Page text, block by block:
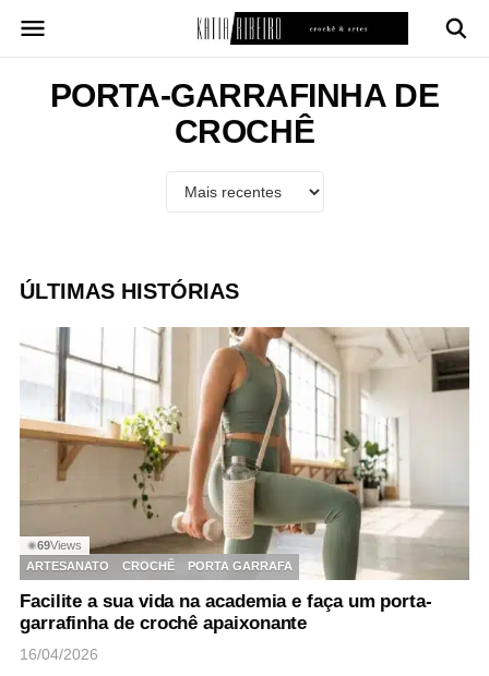
para
conteúdoPORTA-GARRAFINHA DE
CROCHÊ
ÚLTIMAS HISTÓRIAS
◉69Views
ARTESANATO
CROCHÊ PORTA GARRAFA
Facilite a sua vida na academia e faça um porta-
garrafinha de crochê apaixonante
16/04/2026